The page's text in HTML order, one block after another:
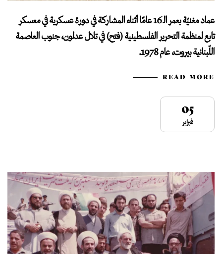
عماد مغنيّة بعمر الـ 16 عامًا أثناء المشاركة في دورة عسكرية في معسكر
تابع لمنظمة التحرير الفلسطينية (فتح) في تلال عدلون، جنوب العاصمة
اللّبنانية بيروت، عام 1978.
READ MORE
05
فبراير